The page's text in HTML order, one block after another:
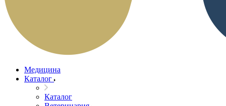
Медицина
Каталог
Каталог